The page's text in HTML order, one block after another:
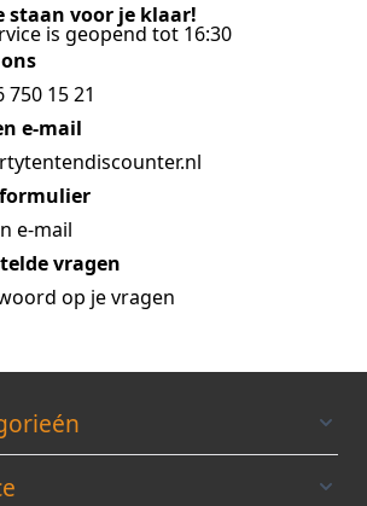
staan voor je klaar!
is geopend tot 16:30
750 15 21
e-mail
e-mail
vragen
op je vragen